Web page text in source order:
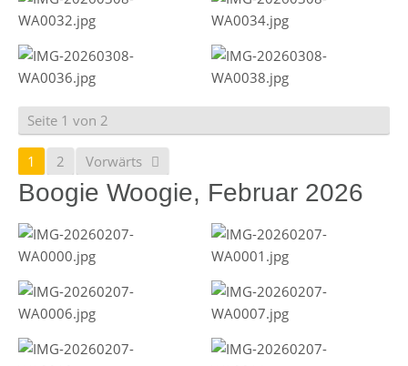
Seite 1 von 2
1 2 Vorwärts
Boogie Woogie, Februar 2026